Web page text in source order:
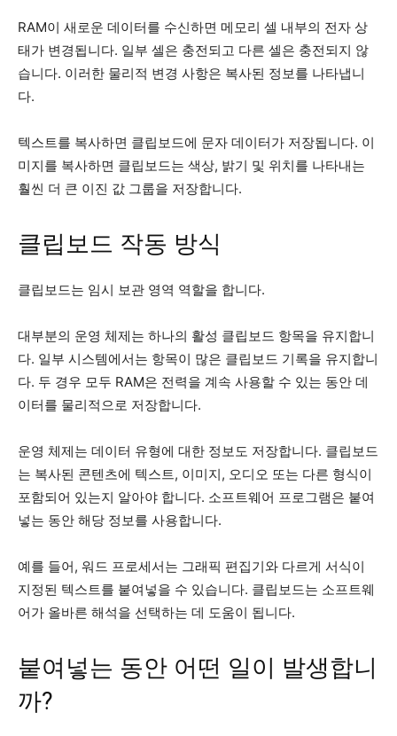
RAM이 새로운 데이터를 수신하면 메모리 셀 내부의 전자 상
태가 변경됩니다. 일부 셀은 충전되고 다른 셀은 충전되지 않
습니다. 이러한 물리적 변경 사항은 복사된 정보를 나타냅니
다.
텍스트를 복사하면 클립보드에 문자 데이터가 저장됩니다. 이
미지를 복사하면 클립보드는 색상, 밝기 및 위치를 나타내는
훨씬 더 큰 이진 값 그룹을 저장합니다.
클립보드 작동 방식
클립보드는 임시 보관 영역 역할을 합니다.
대부분의 운영 체제는 하나의 활성 클립보드 항목을 유지합니
다. 일부 시스템에서는 항목이 많은 클립보드 기록을 유지합니
다. 두 경우 모두 RAM은 전력을 계속 사용할 수 있는 동안 데
이터를 물리적으로 저장합니다.
운영 체제는 데이터 유형에 대한 정보도 저장합니다. 클립보드
는 복사된 콘텐츠에 텍스트, 이미지, 오디오 또는 다른 형식이
포함되어 있는지 알아야 합니다. 소프트웨어 프로그램은 붙여
넣는 동안 해당 정보를 사용합니다.
예를 들어, 워드 프로세서는 그래픽 편집기와 다르게 서식이
지정된 텍스트를 붙여넣을 수 있습니다. 클립보드는 소프트웨
어가 올바른 해석을 선택하는 데 도움이 됩니다.
붙여넣는 동안 어떤 일이 발생합니
까?